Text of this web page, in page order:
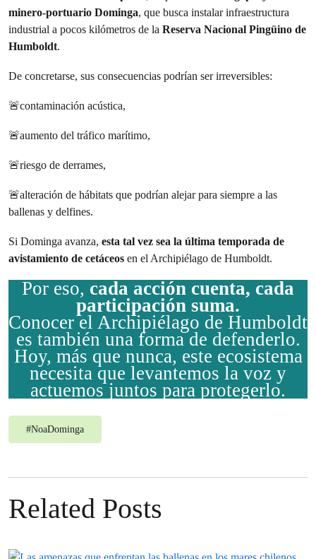
minero-portuario Dominga, que busca instalar infraestructura
industrial a pocos kilómetros de la Reserva Nacional Pingüino de
Humboldt.
De concretarse, sus consecuencias podrían ser irreversibles:
🚨contaminación acústica,
🚨aumento del tráfico marítimo,
🚨riesgo de derrames,
🚨alteración de hábitats que podrían alejar para siempre a las
ballenas y delfines.
Si Dominga avanza, esta tal vez sea la última temporada de
avistamiento de cetáceos en el Archipiélago de Humboldt.
Por eso, cada acción cuenta, cada
participación suma.
Conocer el Archipiélago de Humboldt
es también una forma de defenderlo.
Hoy, más que nunca, este ecosistema
necesita que levantemos la voz y
actuemos juntos para protegerlo.
#NoaDominga
Related Posts